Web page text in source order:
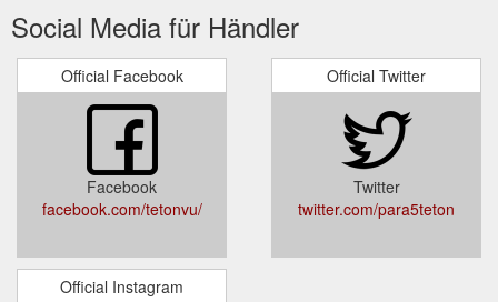
Social Media für Händler
Official Facebook
Facebook
facebook.com/tetonvu/
Official Twitter
Twitter
twitter.com/para5teton
Official Instagram